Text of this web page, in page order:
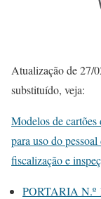
Atualização de 27/
substituído, veja:
Modelos de
para uso do
fiscalização e
PORTARIA